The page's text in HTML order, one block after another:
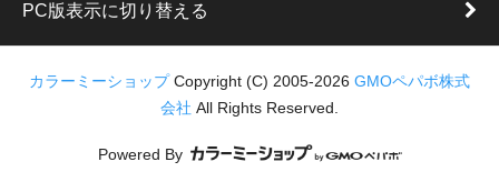
PC版表示に切り替える
カラーミーショップ Copyright (C) 2005-2026 GMOペパボ株式
会社 All Rights Reserved.
Powered By